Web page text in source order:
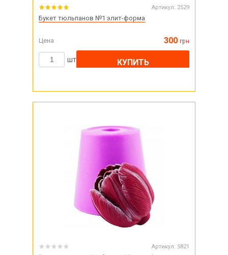
Артикул: 2529
Букет тюльпанов №1 элит-форма
Цена 300 грн
шт КУПИТЬ
Артикул: 5821